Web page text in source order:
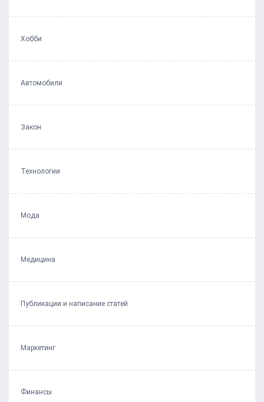
Хобби
Автомобили
Закон
Технологии
Мода
Медицина
Публикации и написание статей
Маркетинг
Финансы